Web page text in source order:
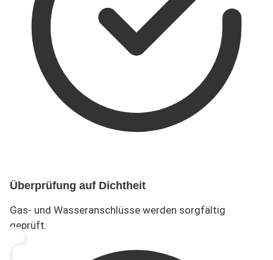
Überprüfung auf Dichtheit
Gas- und Wasseranschlüsse werden sorgfältig
geprüft.